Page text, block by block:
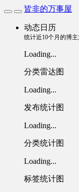
皆非的万事屋
动态日历
统计近10个月的博
Loading...
分类雷达图
Loading...
发布统计图
Loading...
分类统计图
Loading...
标签统计图